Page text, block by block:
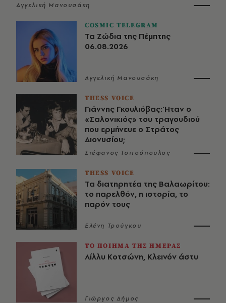
Αγγελική Μανουσάκη
COSMIC TELEGRAM
Τα Ζώδια της Πέμπτης
06.08.2026
Αγγελική Μανουσάκη
THESS VOICE
Γιάννης Γκουλιόβας: Ήταν ο
«Σαλονικιός» του τραγουδιού
που ερμήνευε ο Στράτος
Διονυσίου;
Στέφανος Τσιτσόπουλος
THESS VOICE
Τα διατηρητέα της Βαλαωρίτου:
το παρελθόν, η ιστορία, το
παρόν τους
Ελένη Τρούγκου
ΤΟ ΠΟΙΗΜΑ ΤΗΣ ΗΜΕΡΑΣ
Λίλλυ Κοτσώνη, Κλεινόν άστυ
Γιώργος Δήμος